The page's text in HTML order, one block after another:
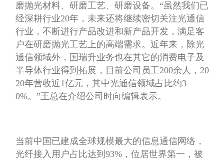
磨抛光材料、研磨工艺、研磨设备。“虽然我们已
经深耕行业20年，未来还将继续密切关注光通信
行业，不断进行产品改进和新产品开发，满足客
户在研磨抛光工艺上的高端需求。近年来，除光
通信领域外，国瑞升业务也在其它的消费电子及
半导体行业得到拓展，目前公司员工200余人，20
20年营收近1亿元，其中光通信领域占比约3
0%。”王总在介绍公司时向编辑表示。
当前中国已建成全球规模最大的信息通信网络，
光纤接入用户占比达到93%，位居世界第一，被